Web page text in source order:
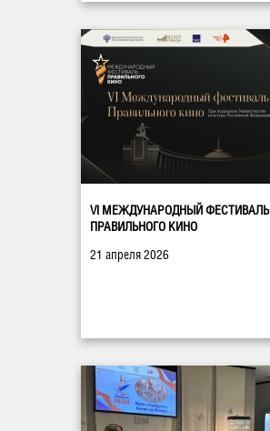
VI МЕЖДУНАРОДНЫЙ ФЕСТИВАЛЬ
ПРАВИЛЬНОГО КИНО
21 апреля 2026